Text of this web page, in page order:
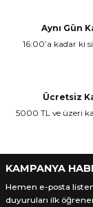
Aynı Gün
16:00’a kadar ki
Ücretsiz
5000 TL ve üzeri
KAMPANYA
Hemen e-posta
duyuruları ilk